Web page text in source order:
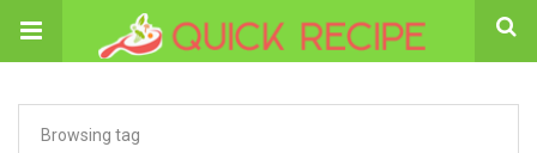
Browsing tag